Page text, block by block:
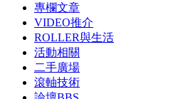
專欄文章
VIDEO推介
ROLLER與生活
活動相關
二手廣場
滾軸技術